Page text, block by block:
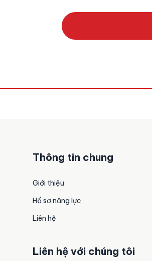
Thông tin chung
Giới thiệu
Hồ sơ năng lực
Liên hệ
Liên hệ với chúng tôi